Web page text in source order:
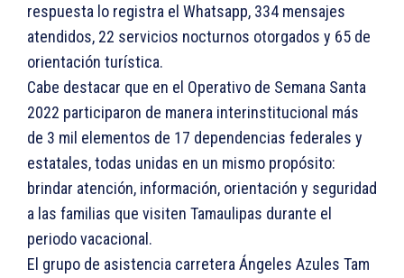
respuesta lo registra el Whatsapp, 334 mensajes
atendidos, 22 servicios nocturnos otorgados y 65 de
orientación turística.
Cabe destacar que en el Operativo de Semana Santa
2022 participaron de manera interinstitucional más
de 3 mil elementos de 17 dependencias federales y
estatales, todas unidas en un mismo propósito:
brindar atención, información, orientación y seguridad
a las familias que visiten Tamaulipas durante el
periodo vacacional.
El grupo de asistencia carretera Ángeles Azules Tam